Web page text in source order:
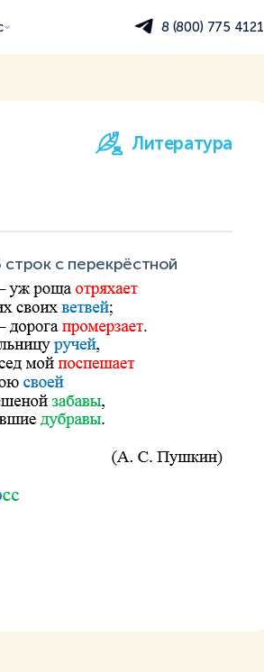
8 (800) 775 4121
Литература
с перекрёстной